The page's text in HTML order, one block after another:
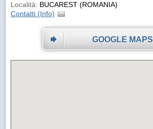
Località: BUCAREST (ROMANIA)
Contatti (Info)
GOOGLE MAPS